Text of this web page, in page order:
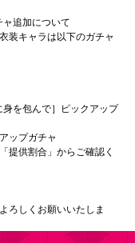
追加について
装キャラは以下のガチャ
身を包んで］ピックアップ
ップガチャ
提供割合」からご確認く
ろしくお願いいたしま